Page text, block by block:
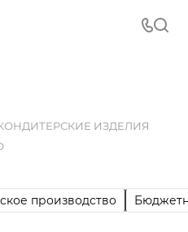
ИЗДЕЛИЯ
производство